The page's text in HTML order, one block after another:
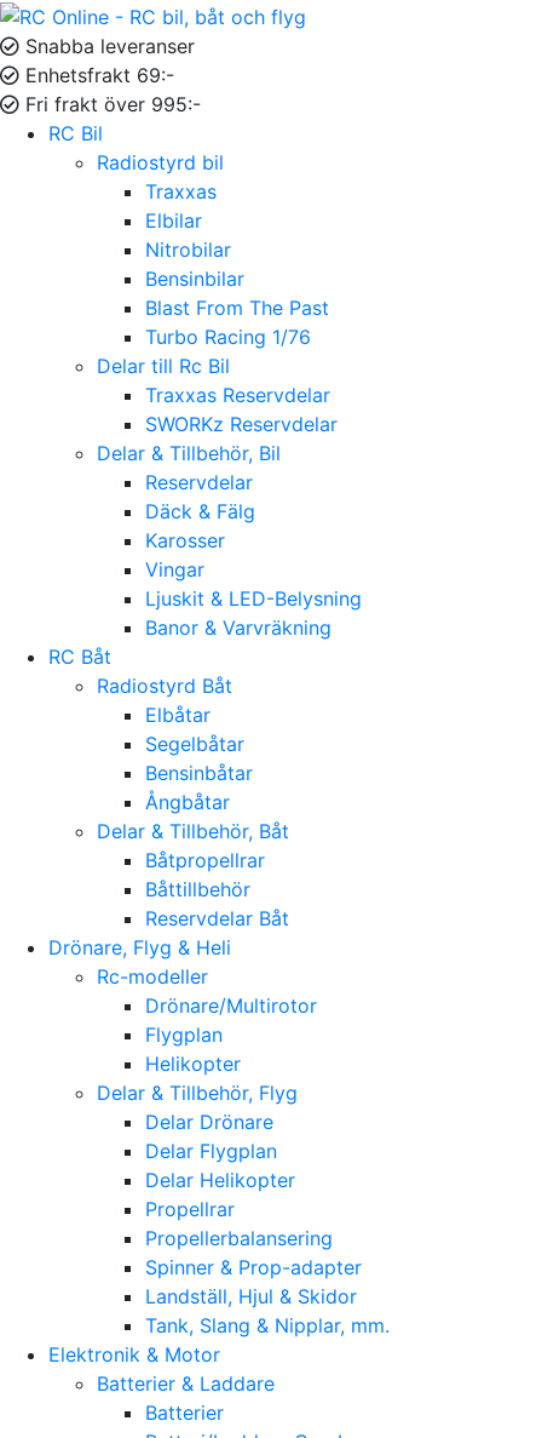
Snabba leveranser
Enhetsfrakt 69:-
Fri frakt över 995:-
RC Bil
Radiostyrd bil
Traxxas
Elbilar
Nitrobilar
Bensinbilar
Blast From The Past
Turbo Racing 1/76
Delar till Rc Bil
Traxxas Reservdelar
SWORKz Reservdelar
Delar & Tillbehör, Bil
Reservdelar
Däck & Fälg
Karosser
Vingar
Ljuskit & LED-Belysning
Banor & Varvräkning
RC Båt
Radiostyrd Båt
Elbåtar
Segelbåtar
Bensinbåtar
Ångbåtar
Delar & Tillbehör, Båt
Båtpropellrar
Båttillbehör
Reservdelar Båt
Drönare, Flyg & Heli
Rc-modeller
Drönare/Multirotor
Flygplan
Helikopter
Delar & Tillbehör, Flyg
Delar Drönare
Delar Flygplan
Delar Helikopter
Propellrar
Propellerbalansering
Spinner & Prop-adapter
Landställ, Hjul & Skidor
Tank, Slang & Nipplar, mm.
Elektronik & Motor
Batterier & Laddare
Batterier